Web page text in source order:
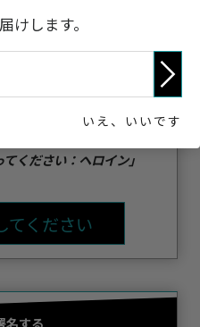
てください：ヘロイン」
てください
名する
けします。
いえ、いいです